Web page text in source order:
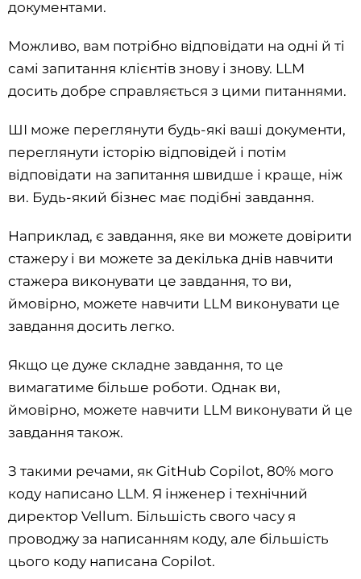
документами.
Можливо, вам потрібно відповідати на одні й ті
самі запитання клієнтів знову і знову. LLM
досить добре справляється з цими питаннями.
ШІ може переглянути будь-які ваші документи,
переглянути історію відповідей і потім
відповідати на запитання швидше і краще, ніж
ви. Будь-який бізнес має подібні завдання.
Наприклад, є завдання, яке ви можете довірити
стажеру і ви можете за декілька днів навчити
стажера виконувати це завдання, то ви,
ймовірно, можете навчити LLM виконувати це
завдання досить легко.
Якщо це дуже складне завдання, то це
вимагатиме більше роботи. Однак ви,
ймовірно, можете навчити LLM виконувати й це
завдання також.
З такими речами, як GitHub Copilot, 80% мого
коду написано LLM. Я інженер і технічний
директор Vellum. Більшість свого часу я
проводжу за написанням коду, але більшість
цього коду написана Copilot.